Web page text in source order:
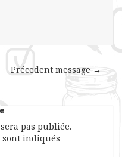
Précedent message →
pas publiée.
sont indiqués